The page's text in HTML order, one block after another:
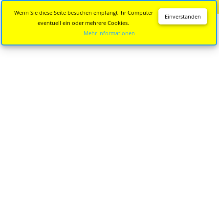
Einverstanden
Wenn Sie diese Seite besuchen empfängt Ihr Computer
eventuell ein oder mehrere Cookies.
Mehr Informationen